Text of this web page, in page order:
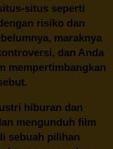
situs seperti
risiko dan
maraknya
dan Anda
mempertimbangkan
hiburan dan
mengunduh film
sebuah pilihan